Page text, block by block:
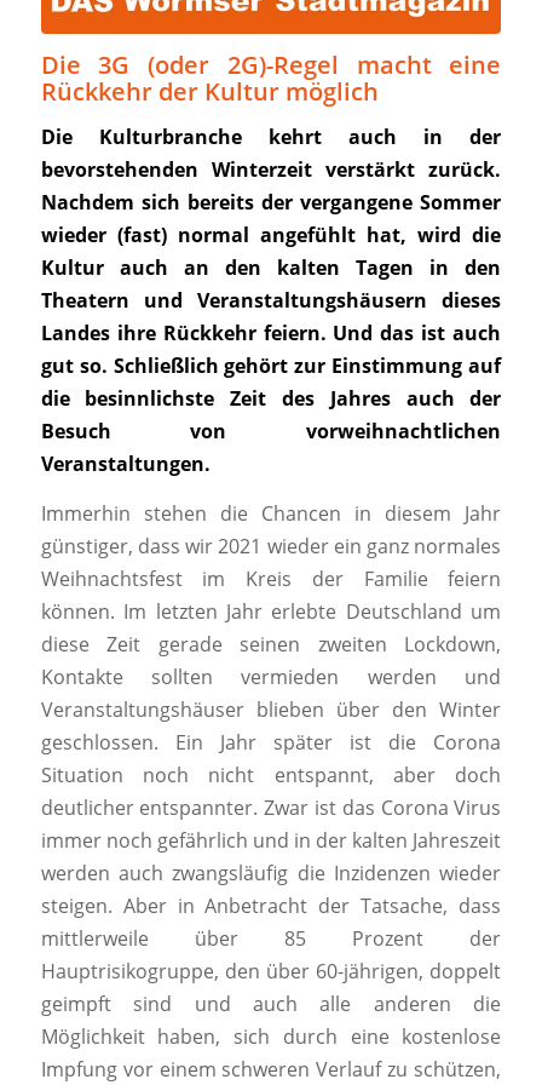
Die 3G (oder 2G)-Regel macht eine
Rückkehr der Kultur möglich
Die Kulturbranche kehrt auch in der
bevorstehenden Winterzeit verstärkt zurück.
Nachdem sich bereits der vergangene Sommer
wieder (fast) normal angefühlt hat, wird die
Kultur auch an den kalten Tagen in den
Theatern und Veranstaltungshäusern dieses
Landes ihre Rückkehr feiern. Und das ist auch
gut so. Schließlich gehört zur Einstimmung auf
die besinnlichste Zeit des Jahres auch der
Besuch von vorweihnachtlichen
Veranstaltungen.
Immerhin stehen die Chancen in diesem Jahr
günstiger, dass wir 2021 wieder ein ganz normales
Weihnachtsfest im Kreis der Familie feiern
können. Im letzten Jahr erlebte Deutschland um
diese Zeit gerade seinen zweiten Lockdown,
Kontakte sollten vermieden werden und
Veranstaltungshäuser blieben über den Winter
geschlossen. Ein Jahr später ist die Corona
Situation noch nicht entspannt, aber doch
deutlicher entspannter. Zwar ist das Corona Virus
immer noch gefährlich und in der kalten Jahreszeit
werden auch zwangsläufig die Inzidenzen wieder
steigen. Aber in Anbetracht der Tatsache, dass
mittlerweile über 85 Prozent der
Hauptrisikogruppe, den über 60-jährigen, doppelt
geimpft sind und auch alle anderen die
Möglichkeit haben, sich durch eine kostenlose
Impfung vor einem schweren Verlauf zu schützen,